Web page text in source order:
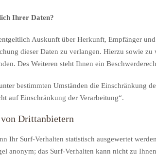
Ihrer Daten?
Auskunft über Herkunft, Empfänger
dieser Daten zu verlangen. Hierzu sowie
Des Weiteren steht Ihnen ein
bestimmten Umständen die Einschränkung
auf Einschränkung der Verarbeitung“.
Drittanbietern
Ihr Surf-Verhalten statistisch ausgewertet
anonym; das Surf-Verhalten kann nicht zu